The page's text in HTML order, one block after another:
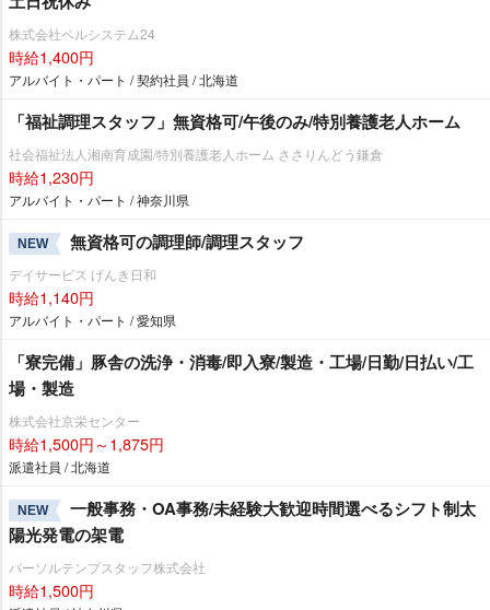
株式会社ベルシステム24
時給1,400円
アルバイト・パート / 契約社員 / 北海道
「福祉調理スタッフ」無資格可/午後のみ/特別養護老人ホーム
社会福祉法人湘南育成園/特別養護老人ホーム ささりんどう鎌倉
時給1,230円
アルバイト・パート / 神奈川県
NEW 無資格可の調理師/調理スタッフ
デイサービス げんき日和
時給1,140円
アルバイト・パート / 愛知県
「寮完備」豚舎の洗浄・消毒/即入寮/製造・工場/日勤/日払い/工
場・製造
株式会社京栄センター
時給1,500円～1,875円
派遣社員 / 北海道
NEW
一般事務・OA事務/未経験大歓迎時間選べるシフト制太
陽光発電の架電
パーソルテンプスタッフ株式会社
時給1,500円